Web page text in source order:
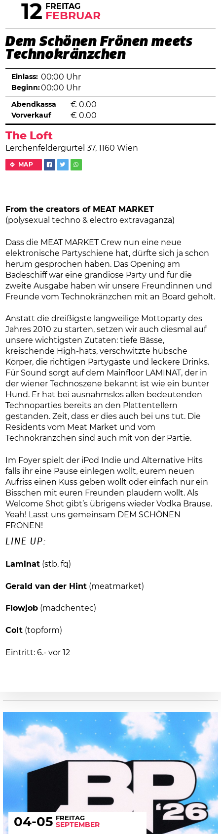
12 FREITAG
FEBRUAR
Dem Schönen Frönen meets
Technokränzchen
The Loft
Lerchenfeldergürtel 37, 1160 Wien
MAP
Einlass: 00:00 Uhr
Beginn:00:00 Uhr
Abendkassa € 0.00
Vorverkauf € 0.00
From the creators of MEAT MARKET
(polysexual techno & electro extravaganza)
Dass die MEAT MARKET Crew nun eine neue
elektronische Partyschiene hat, dürfte sich ja schon
herum gesprochen haben. Das Opening am
Badeschiff war eine grandiose Party und für die
zweite Ausgabe haben wir unsere Freundinnen und
Freunde vom Technokränzchen mit an Board geholt.
Anstatt die dreißigste langweilige Mottoparty des
Jahres 2010 zu starten, setzen wir auch diesmal auf
unsere wichtigsten Zutaten: tiefe Bässe,
kreischende High-hats, verschwitzte hübsche
Körper, die richtigen Partygäste und leckere Drinks.
Für Sound sorgt auf dem Mainfloor LAMINAT, der in
der wiener Technoszene bekannt ist wie ein bunter
Hund. Er hat bei ausnahmslos allen bedeutenden
Technoparties bereits an den Plattentellern
gestanden. Zeit, dass er dies auch bei uns tut. Die
Residents vom Meat Market und vom
Technokränzchen sind auch mit von der Partie.
Im Foyer spielt der iPod Indie und Alternative Hits
falls ihr eine Pause einlegen wollt, eurem neuen
Aufriss einen Kuss geben wollt oder einfach nur ein
Bisschen mit euren Freunden plaudern wollt. Als
Welcome Shot gibt’s übrigens wieder Vodka Brause.
Yeah! Lasst uns gemeinsam DEM SCHÖNEN
FRÖNEN!
LINE UP:
Laminat (stb, fq)
Gerald van der Hint (meatmarket)
Flowjob (mädchentec)
Colt (topform)
Eintritt: 6.- vor 12
04-05 FREITAG
SEPTEMBER